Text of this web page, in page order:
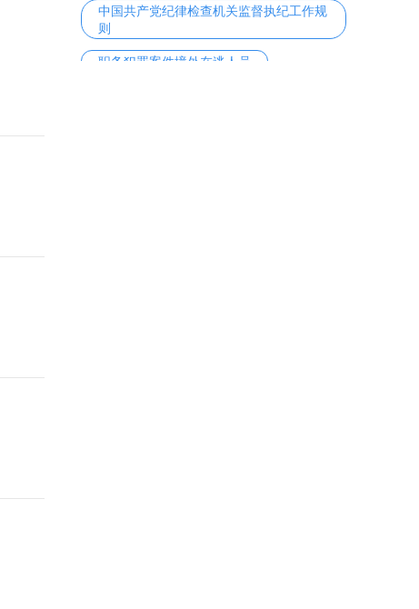
中国共产党纪律检查机关监督执纪工作规
则
职务犯罪案件境外在逃人员